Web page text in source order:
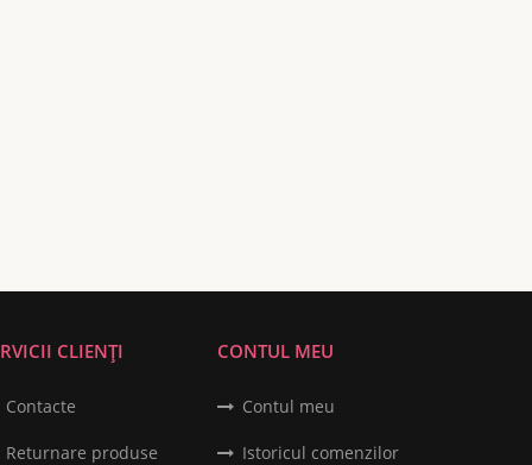
CLIENȚI
Contacte
Returnare produse
CONTUL MEU
Contul meu
Istoricul comenzilor